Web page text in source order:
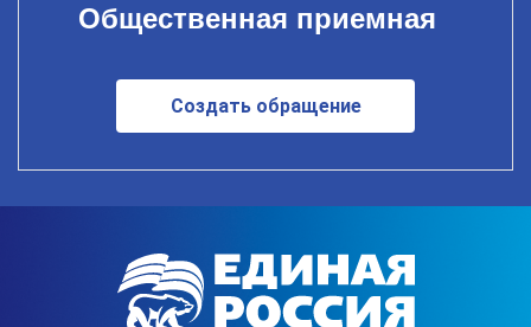
Общественная приемная
Создать обращение